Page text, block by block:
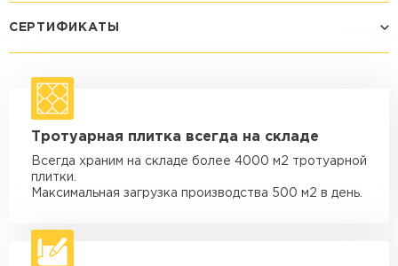
макс. длина груза 4 м
Машина - 1,5 тн до 20 м3
макс. длина груза 4 м
Машина - 3,5 тн до 30 м3
макс. длина груза 6 м
макс. длина груза 6 м
СЕРТИФИКАТЫ
Тротуарная плитка всегда на складе
Всегда храним на складе более 4000 м2 тротуарной
плитки.
Максимальная загрузка производства 500 м2 в день.